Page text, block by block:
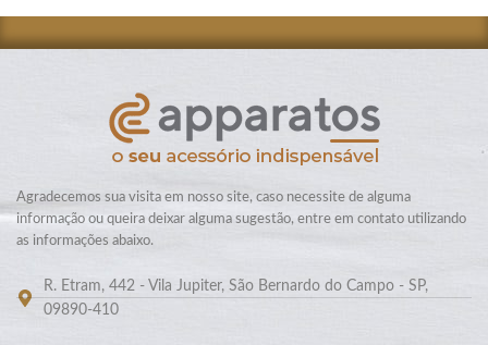
Agradecemos sua visita em nosso site, caso necessite de alguma
informação ou queira deixar alguma sugestão, entre em contato utilizando
as informações abaixo.
R. Etram, 442 - Vila Jupiter, São Bernardo do Campo - SP,
09890-410